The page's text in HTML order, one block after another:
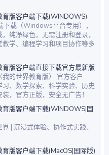
版客户端下载(WINDOWS)
载（Windows平台专用），
纯净绿色，无需注册和登录，
学、编程学习和项目协作等多
版客户端直接下载官方最新版
的世界教育版） 官方客户
、数学探索、科学实验、历史
，官方正版，安全无广告！
版客户端下载(WINDOWS|国
| 沉浸式体验、协作式实践、
版客户端下载(MacOS|国际版)